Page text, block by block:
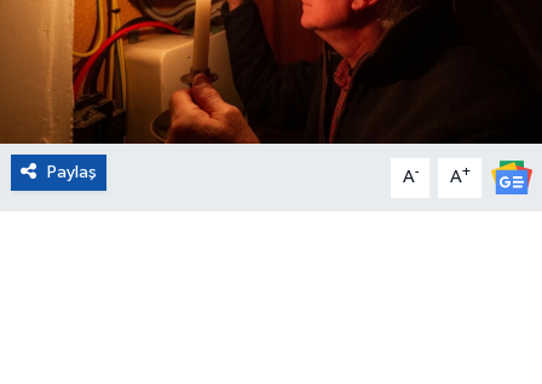
Paylaş A- A+
Turizm
Çevre
Kültür ve Sanat
Sivil Toplum